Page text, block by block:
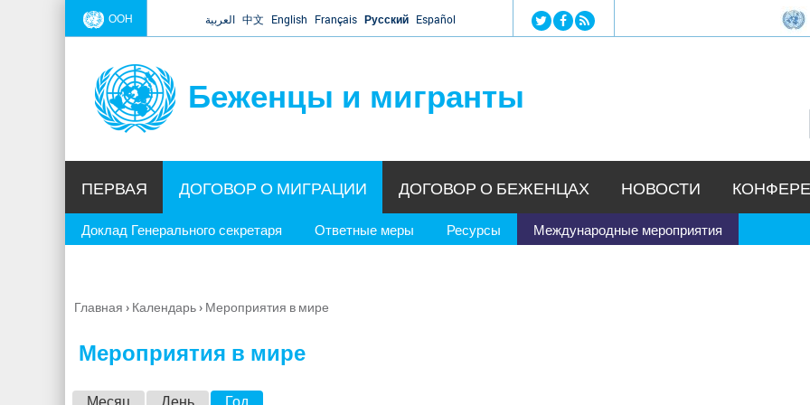
Jump to navigation
ООН العربية 中文 English Français Русский Español
Беженцы и мигранты
ПЕРВАЯ ДОГОВОР О МИГРАЦИИ
Доклад Генерального секретаря Ответные меры Ресурсы Международные мероприятия
ДОГОВОР О БЕЖЕНЦАХ НОВОСТИ
Вы
Главная › Календарь› Мероприятия в мире
Мероприятия в мире